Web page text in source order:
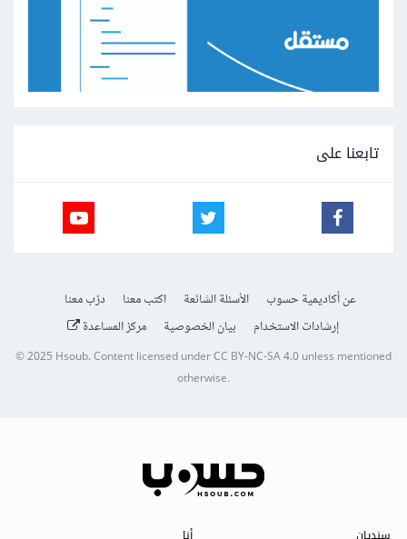
تابعنا على
عن أكاديمية حسوب الأسئلة الشائعة اكتب معنا
درّب معنا
إرشادات الاستخدام
بيان الخصوصية مركز المساعدة
© 2025Hsoub.Content licensed underCC BY-NC-SA 4.0unless mentioned
otherwise.